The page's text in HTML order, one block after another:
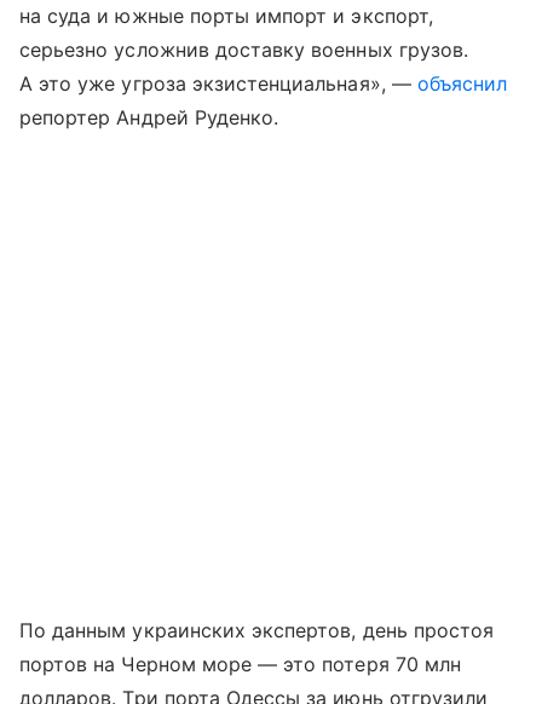
на суда и южные порты импорт и экспорт,
серьезно усложнив доставку военных грузов.
А это уже угроза экзистенциальная», — объяснил
репортер Андрей Руденко.
По данным украинских экспертов, день простоя
портов на Черном море — это потеря 70 млн
долларов. Три порта Одессы за июнь отгрузили